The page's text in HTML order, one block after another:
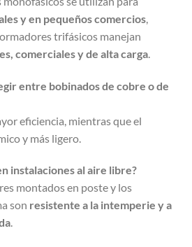
y en pequeños comercios
trifásicos manejan
comerciales y de alta carga
entre bobinados de cobre o de
eficiencia, mientras que el
y más ligero.
instalaciones al aire libre?
montados en poste y los
son resistente a la intemperie y a
.